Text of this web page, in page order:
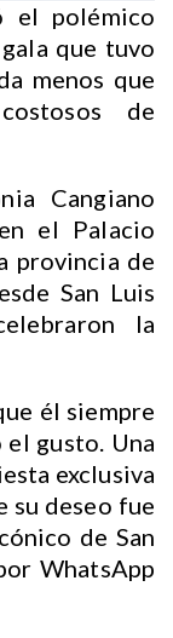
el polémico
que tuvo
menos que
de
Cangiano
el Palacio
provincia de
San Luis
la
él siempre
gusto. Una
exclusiva
su deseo fue
de San
WhatsApp